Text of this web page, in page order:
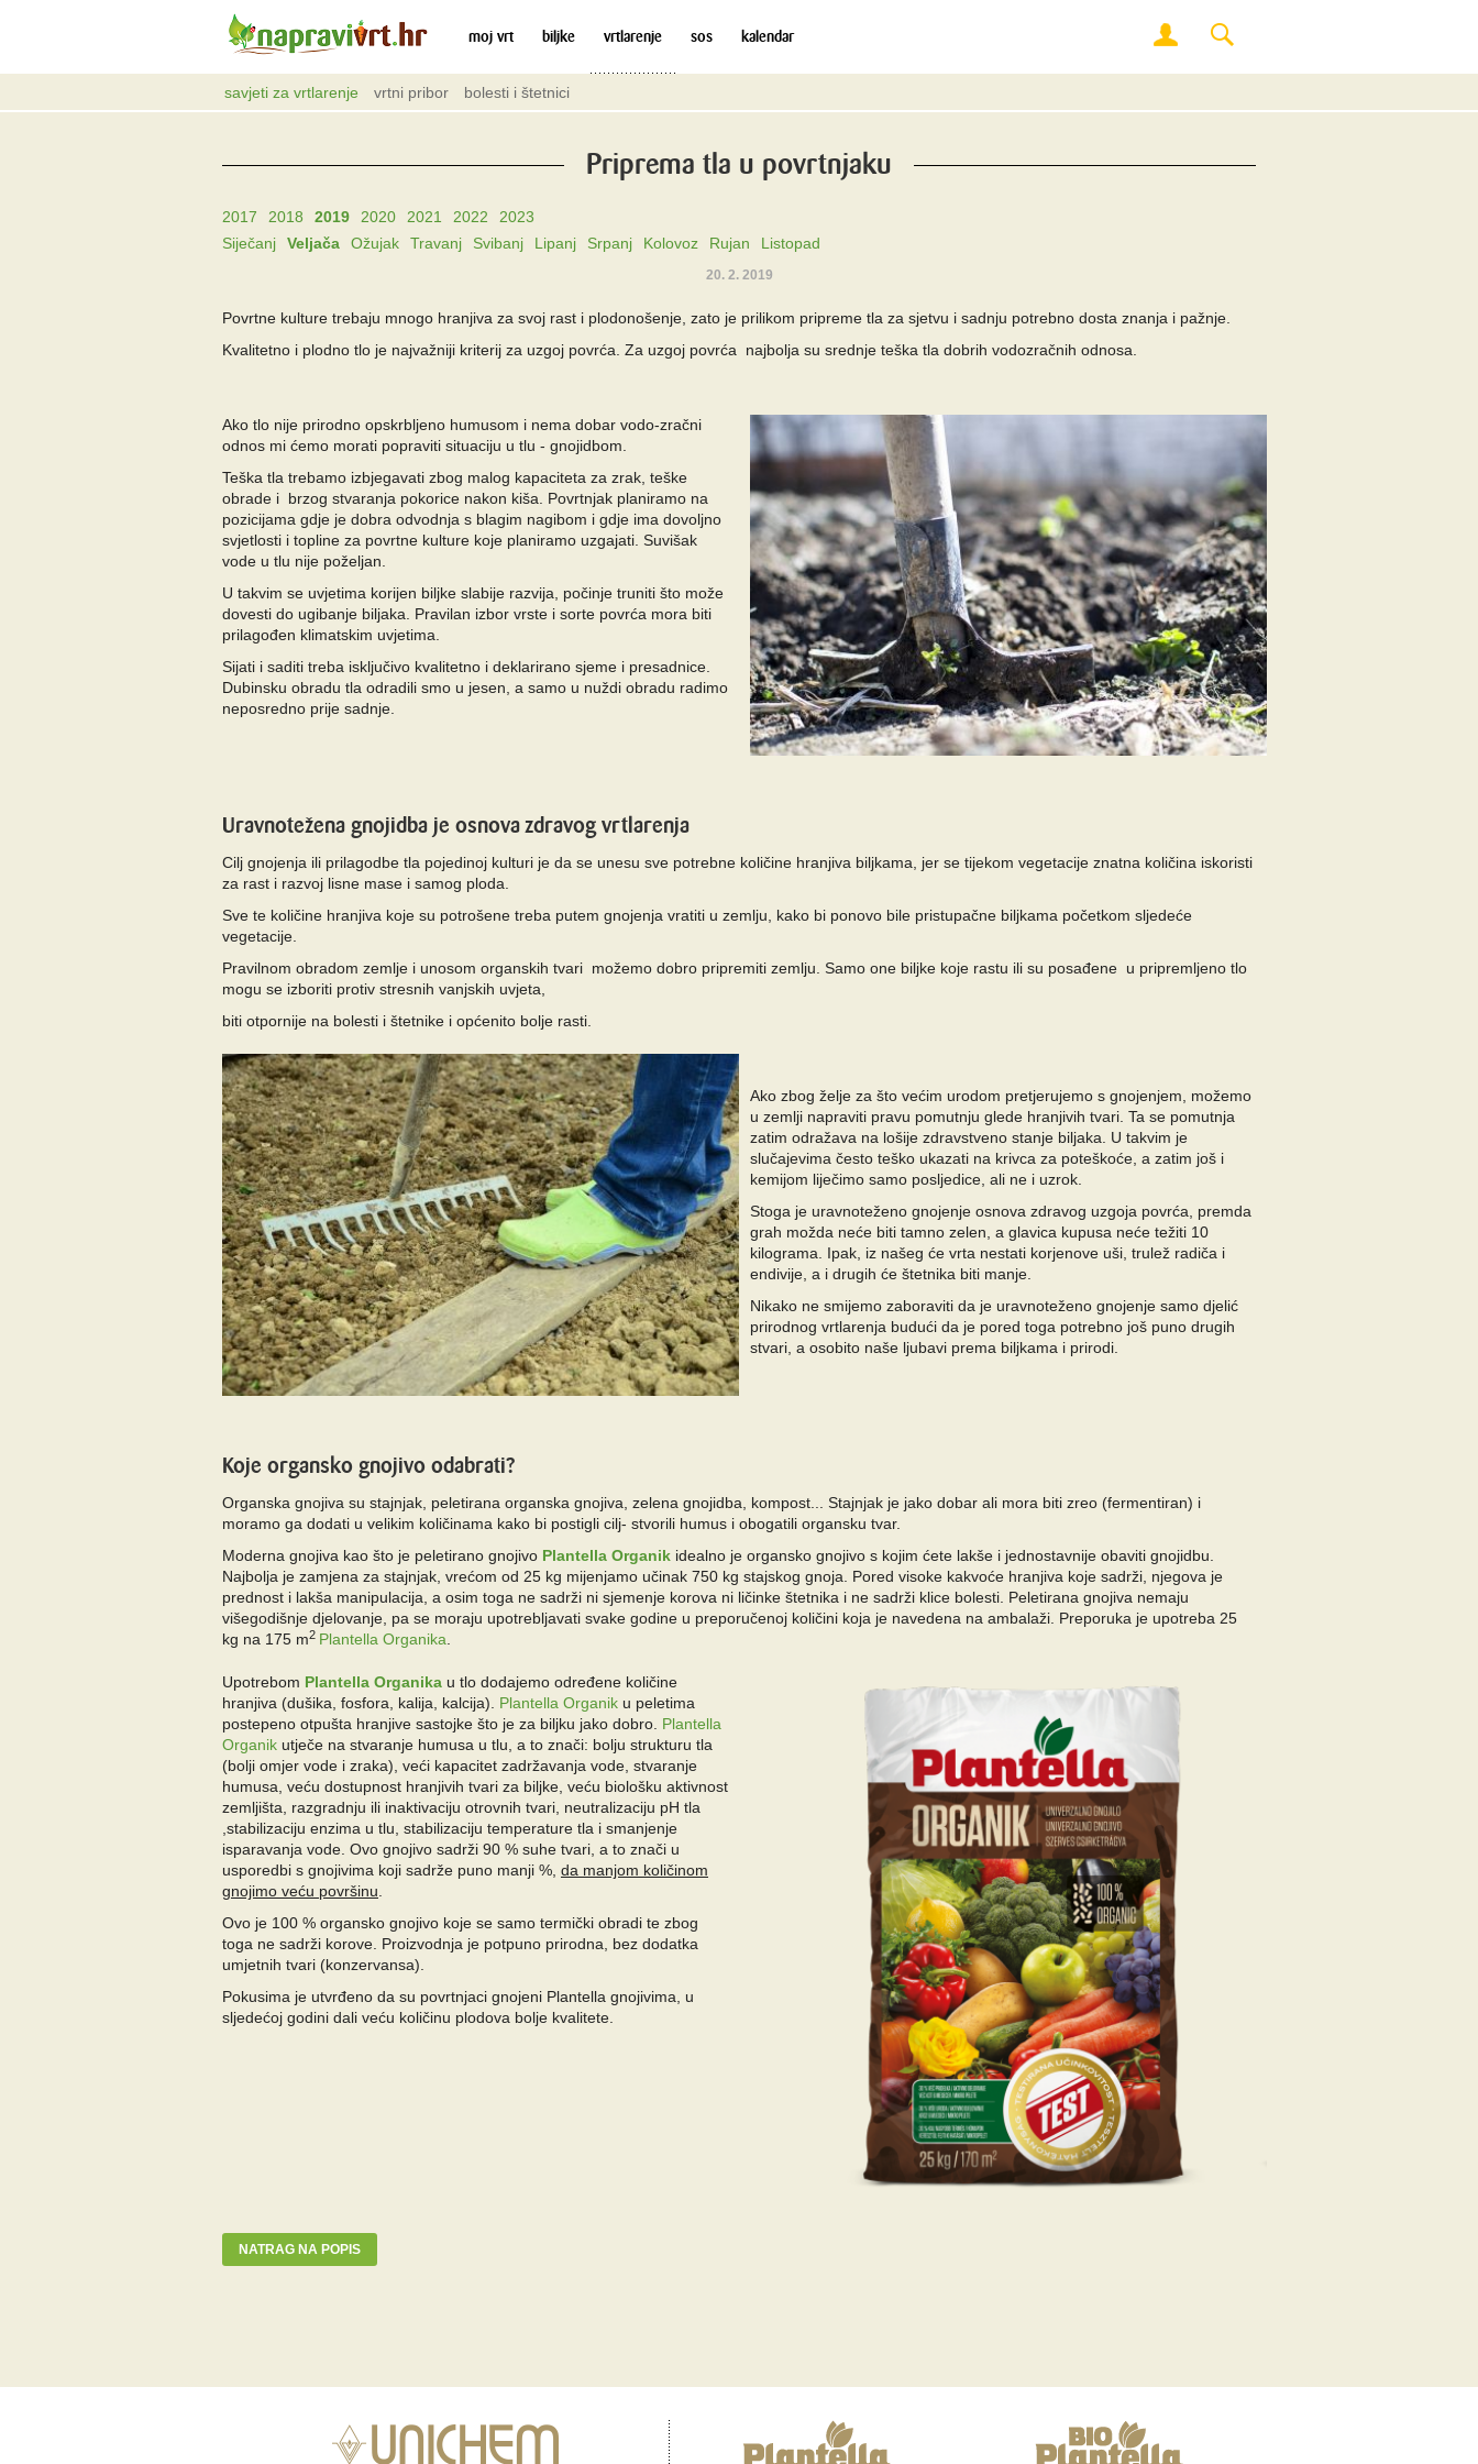
moj vrt biljke vrtlarenje sos kalendar
savjeti za vrtlarenje vrtni pribor bolesti i štetnici
Priprema tla u povrtnjaku
2017 2018 2019 2020 2021 2022
2023
Siječanj
Veljača Ožujak Travanj Svibanj Lipanj Srpanj Kolovoz Rujan Listopad
20. 2. 2019
Povrtne kulture trebaju mnogo hranjiva za svoj rast i plodonošenje, zato je prilikom pripreme tla za sjetvu i sadnju potrebno dosta znanja i pažnje.
Kvalitetno i plodno tlo je najvažniji kriterij za uzgoj povrća. Za uzgoj povrća najbolja su srednje teška tla dobrih vodozračnih odnosa.
Ako tlo nije prirodno opskrbljeno humusom i nema dobar vodo-zračni
odnos mi ćemo morati popraviti situaciju u tlu - gnojidbom.
Teška tla trebamo izbjegavati zbog malog kapaciteta za zrak, teške
obrade i brzog stvaranja pokorice nakon kiša. Povrtnjak planiramo na
pozicijama gdje je dobra odvodnja s blagim nagibom i gdje ima dovoljno
svjetlosti i topline za povrtne kulture koje planiramo uzgajati. Suvišak
vode u tlu nije poželjan.
U takvim se uvjetima korijen biljke slabije razvija, počinje truniti što može
dovesti do ugibanje biljaka. Pravilan izbor vrste i sorte povrća mora biti
prilagođen klimatskim uvjetima.
Sijati i saditi treba isključivo kvalitetno i deklarirano sjeme i presadnice.
Dubinsku obradu tla odradili smo u jesen, a samo u nuždi obradu radimo
neposredno prije sadnje.
Uravnotežena gnojidba je osnova zdravog vrtlarenja
Cilj gnojenja ili prilagodbe tla pojedinoj kulturi je da se unesu sve potrebne količine hranjiva biljkama, jer se tijekom vegetacije znatna količina iskoristi
za rast i razvoj lisne mase i samog ploda.
Sve te količine hranjiva koje su potrošene treba putem gnojenja vratiti u zemlju, kako bi ponovo bile pristupačne biljkama početkom sljedeće
vegetacije.
Pravilnom obradom zemlje i unosom organskih tvari možemo dobro pripremiti zemlju. Samo one biljke koje rastu ili su posađene u pripremljeno tlo
mogu se izboriti protiv stresnih vanjskih uvjeta,
biti otpornije na bolesti i štetnike i općenito bolje rasti.
Ako zbog želje za što većim urodom pretjerujemo s gnojenjem, možemo
u zemlji napraviti pravu pomutnju glede hranjivih tvari. Ta se pomutnja
zatim odražava na lošije zdravstveno stanje biljaka. U takvim je
slučajevima često teško ukazati na krivca za poteškoće, a zatim još i
kemijom liječimo samo posljedice, ali ne i uzrok.
Stoga je uravnoteženo gnojenje osnova zdravog uzgoja povrća, premda
grah možda neće biti tamno zelen, a glavica kupusa neće težiti 10
kilograma. Ipak, iz našeg će vrta nestati korjenove uši, trulež radiča i
endivije, a i drugih će štetnika biti manje.
Nikako ne smijemo zaboraviti da je uravnoteženo gnojenje samo djelić
prirodnog vrtlarenja budući da je pored toga potrebno još puno drugih
stvari, a osobito naše ljubavi prema biljkama i prirodi.
Koje organsko gnojivo odabrati?
Organska gnojiva su stajnjak, peletirana organska gnojiva, zelena gnojidba, kompost... Stajnjak je jako dobar ali mora biti zreo (fermentiran) i
moramo ga dodati u velikim količinama kako bi postigli cilj- stvorili humus i obogatili organsku tvar.
Moderna gnojiva kao što je peletirano gnojivo Plantella Organik idealno je organsko gnojivo s kojim ćete lakše i jednostavnije obaviti gnojidbu.
Najbolja je zamjena za stajnjak, vrećom od 25 kg mijenjamo učinak 750 kg stajskog gnoja.
Pored visoke kakvoće hranjiva koje sadrži, njegova je
prednost i lakša manipulacija, a osim toga ne sadrži ni sjemenje korova ni ličinke štetnika i ne sadrži klice bolesti. Peletirana gnojiva nemaju
višegodišnje djelovanje, pa se moraju upotrebljavati svake godine u preporučenoj količini koja je navedena na ambalaži. Preporuka je upotreba 25
kg na 175 m2 Plantella Organika
Upotrebom Plantella Organika u tlo dodajemo određene količine
hranjiva (dušika, fosfora, kalija, kalcija). Plantella Organik u peletima
postepeno otpušta hranjive sastojke što je za biljku jako dobro. Plantella
Organik utječe na stvaranje humusa u tlu, a to znači: bolju strukturu tla
(bolji omjer vode i zraka), veći kapacitet zadržavanja vode, stvaranje
humusa, veću dostupnost hranjivih tvari za biljke, veću biološku aktivnost
zemljišta, razgradnju ili inaktivaciju otrovnih tvari, neutralizaciju pH tla
,stabilizaciju enzima u tlu, stabilizaciju temperature tla i smanjenje
isparavanja vode. Ovo gnojivo sadrži 90 % suhe tvari, a to znači u
usporedbi s gnojivima koji sadrže puno manji %, da manjom količinom
gnojimo veću površinu
Ovo je 100 % organsko gnojivo koje se samo termički obradi te zbog
toga ne sadrži korove. Proizvodnja je potpuno prirodna, bez dodatka
umjetnih tvari (konzervansa).
Pokusima je utvrđeno da su povrtnjaci gnojeni Plantella gnojivima, u
sljedećoj godini dali veću količinu plodova bolje kvalitete.
NATRAG NA POPIS